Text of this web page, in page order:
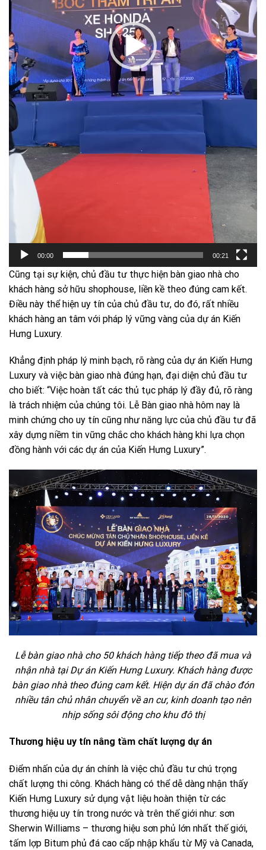
00:00 00:21
Cũng tại sự kiện, chủ đầu tư thực hiện bàn giao nhà cho
khách hàng sở hữu shophouse, liền kề theo đúng cam kết.
Điều này thể hiện uy tín của chủ đầu tư, do đó, rất nhiều
khách hàng an tâm với pháp lý vững vàng của dự án Kiến
Hưng Luxury.
Khẳng định pháp lý minh bạch, rõ ràng của dự án Kiến Hưng
Luxury và việc bàn giao nhà đúng hạn, đại diện chủ đầu tư
cho biết: “Việc hoàn tất các thủ tục pháp lý đầy đủ, rõ ràng
là trách nhiệm của chúng tôi. Lễ Bàn giao nhà hôm nay là
minh chứng cho uy tín cũng như năng lực của chủ đầu tư đã
xây dựng niềm tin vững chắc cho khách hàng khi lựa chọn
đồng hành với các dự án của Kiến Hưng Luxury”.
Lễ bàn giao nhà cho 50 khách hàng tiếp theo đã mua và
nhận nhà tại Dự án Kiến Hưng Luxury. Khách hàng được
bàn giao nhà theo đúng cam kết. Hiện dự án đã chào đón
nhiều tân chủ nhân chuyển về an cư, kinh doanh tạo nên
nhịp sống sôi động cho khu đô thị
Thương hiệu uy tín nâng tầm chất lượng dự án
Điểm nhấn của dự án chính là việc chủ đầu tư chú trọng
chất lượng thi công. Khách hàng có thể dễ dàng nhận thấy
Kiến Hưng Luxury sử dụng vật liệu hoàn thiện từ các
thương hiệu uy tín trong nước và trên thế giới như: sơn
Sherwin Williams – thương hiệu sơn phủ lớn nhất thế giới,
tấm lợp Bitum phủ đá cao cấp nhập khẩu từ Mỹ và Canada,